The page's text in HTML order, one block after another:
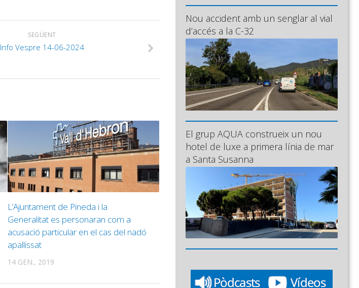
SEGÜENT
Info Vespre 14-06-2024
L’Ajuntament de Pineda i la
Generalitat es personaran com a
acusació particular en el cas del nadó
apallissat
14 GEN., 2019
Nou accident amb un senglar al vial
d’accés a la C-32
El grup AQUA construeix un nou
hotel de luxe a primera línia de mar
a Santa Susanna